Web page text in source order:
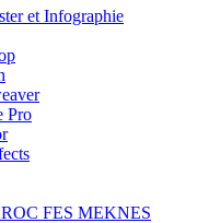
et Infographie
Pro
FES MEKNES